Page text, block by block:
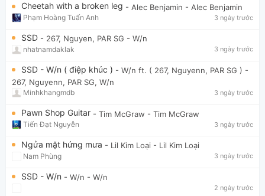
Cheetah with a broken leg - Alec Benjamin - Alec Benjamin
Phạm Hoàng Tuấn Anh 3 ngày trước
SSD - 267, Nguyen, PAR SG - W/n
nhatnamdaklak 3 ngày trước
SSD - W/n ( điệp khúc ) - W/n ft. ( 267, Nguyenn, PAR SG ) -
267, Nguyenn, PAR SG, W/n
Minhkhangmdb 3 ngày trước
Pawn Shop Guitar - Tim McGraw - Tim McGraw
Tiến Đạt Nguyễn 3 ngày trước
Ngửa mặt hứng mưa - Lil Kim Loại - Lil Kim Loại
Nam Phùng 3 ngày trước
SSD - W/n - W/n - W/n
2 ngày trước